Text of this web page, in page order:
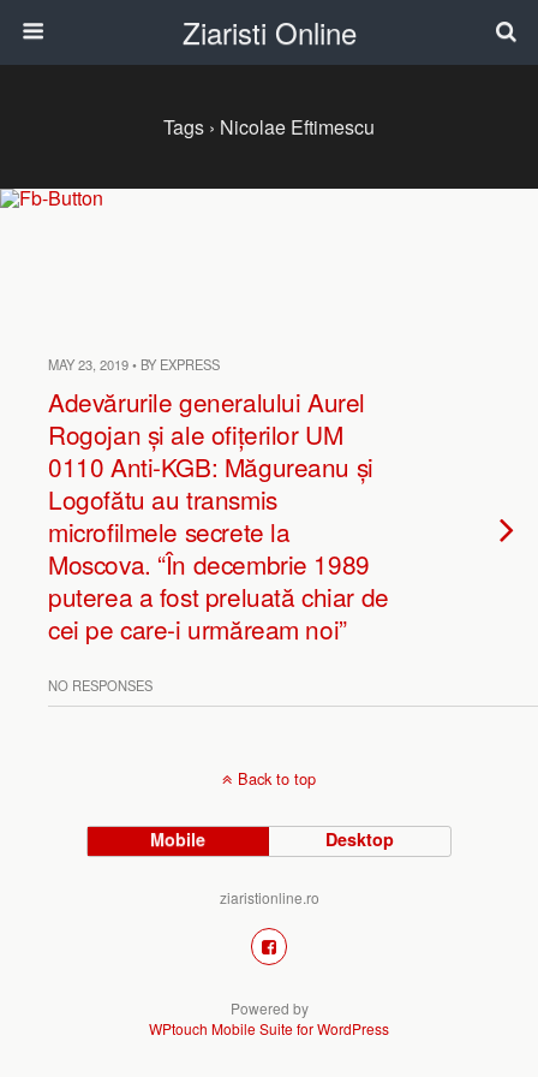
Ziaristi Online
Tags › Nicolae Eftimescu
MAY 23, 2019 • BY EXPRESS
Adevărurile generalului Aurel
Rogojan și ale ofițerilor UM
0110 Anti-KGB: Măgureanu și
Logofătu au transmis
microfilmele secrete la
Moscova. “În decembrie 1989
puterea a fost preluată chiar de
cei pe care-i urmăream noi”
NO RESPONSES
Back to top
Mobile Desktop
ziaristionline.ro
Powered by
WPtouch Mobile Suite for WordPress